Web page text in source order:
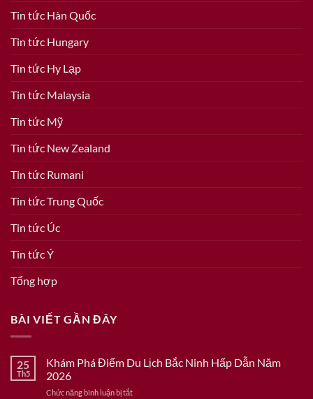
Tin tức Hàn Quốc
Tin tức Hungary
Tin tức Hy Lạp
Tin tức Malaysia
Tin tức Mỹ
Tin tức New Zealand
Tin tức Rumani
Tin tức Trung Quốc
Tin tức Úc
Tin tức Ý
Tổng hợp
BÀI VIẾT GẦN ĐÂY
25
Th5
Khám Phá Điểm Du Lịch Bắc Ninh Hấp Dẫn Năm
2026
Chức năng bình luận bị tắtở